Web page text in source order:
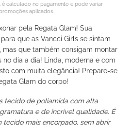
é calculado no pagamento e pode variar
aplicados.
pela Regata Glam! Sua
que as Vancci Girls se sintam
mas que também consigam montar
no dia a dia! Linda, moderna e com
com muita elegância! Prepare-se
Glam do corpo!
tecido de poliamida com alta
e de incrível qualidade. É
tecido mais encorpado, sem abrir